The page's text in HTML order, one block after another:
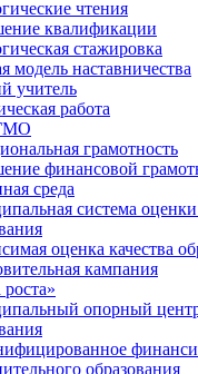
чтения
квалификации
стажировка
модель наставничества
учитель
работа
грамотность
финансовой
среда
система оценки
оценка качества
кампания
опорный
образования